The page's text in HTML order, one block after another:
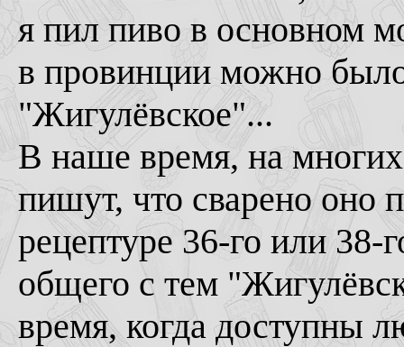
я пил пиво в основном
в провинции можно
"Жигулёвское"...
В наше время, на
пишут, что сварено оно
рецептуре 36-го или 38-
общего с тем
время, когда доступны